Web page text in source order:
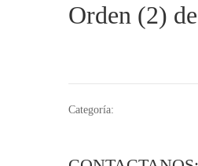
Orden (2)
Categoría: